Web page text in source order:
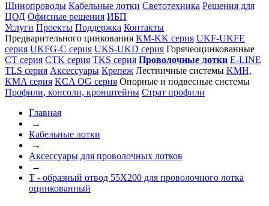
Шинопроводы Кабельные лотки Светотехника Решения для
ЦОД Офисные решения ИБП
Услуги Проекты Поддержка Контакты
Предварительного цинкования KM-KK серия UKF-UKFE
серия UKFG-C серия UKS-UKD серия Горячеоцинкованные
CT серия CTK серия TKS серия Проволочные лотки E-LINE
TLS серия Аксессуары Крепеж Лестничные системы KMH,
KMA серия KCA OG серия Опорные и подвесные системы
Профили, консоли, кронштейны Страт профили
Главная
→
Кабельные лотки
→
Аксессуары для проволочных лотков
→
Т - образный отвод 55Х200 для проволочного лотка
оцинкованный